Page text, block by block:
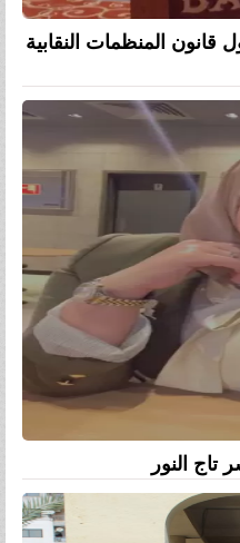
المنظمات النقابية
النور